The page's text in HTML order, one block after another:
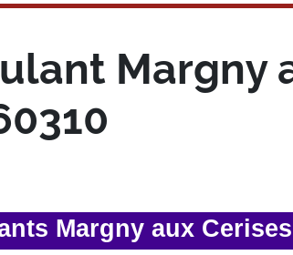
Margny
Margny aux Cerises